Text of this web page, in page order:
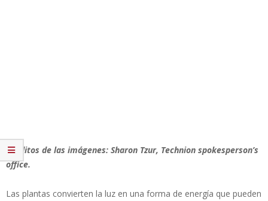
Créditos de las imágenes: Sharon Tzur, Technion spokesperson’s
office.
Las plantas convierten la luz en una forma de energía que pueden